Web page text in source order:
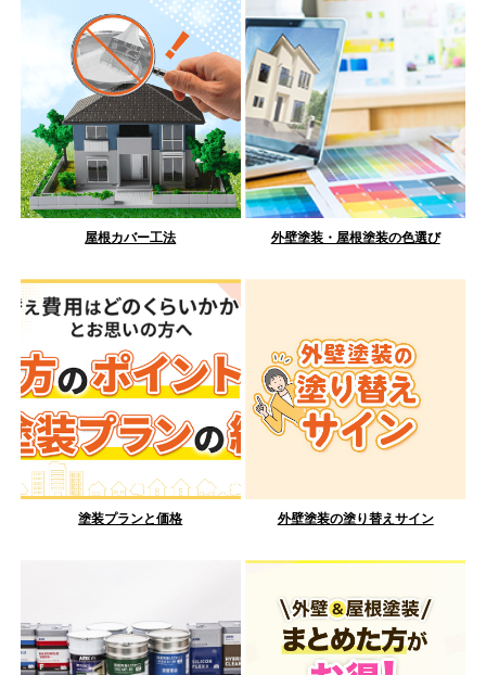
屋根カバー工法 外壁塗装・屋根塗装の色選び
塗装プランと価格 外壁塗装の塗り替えサイン